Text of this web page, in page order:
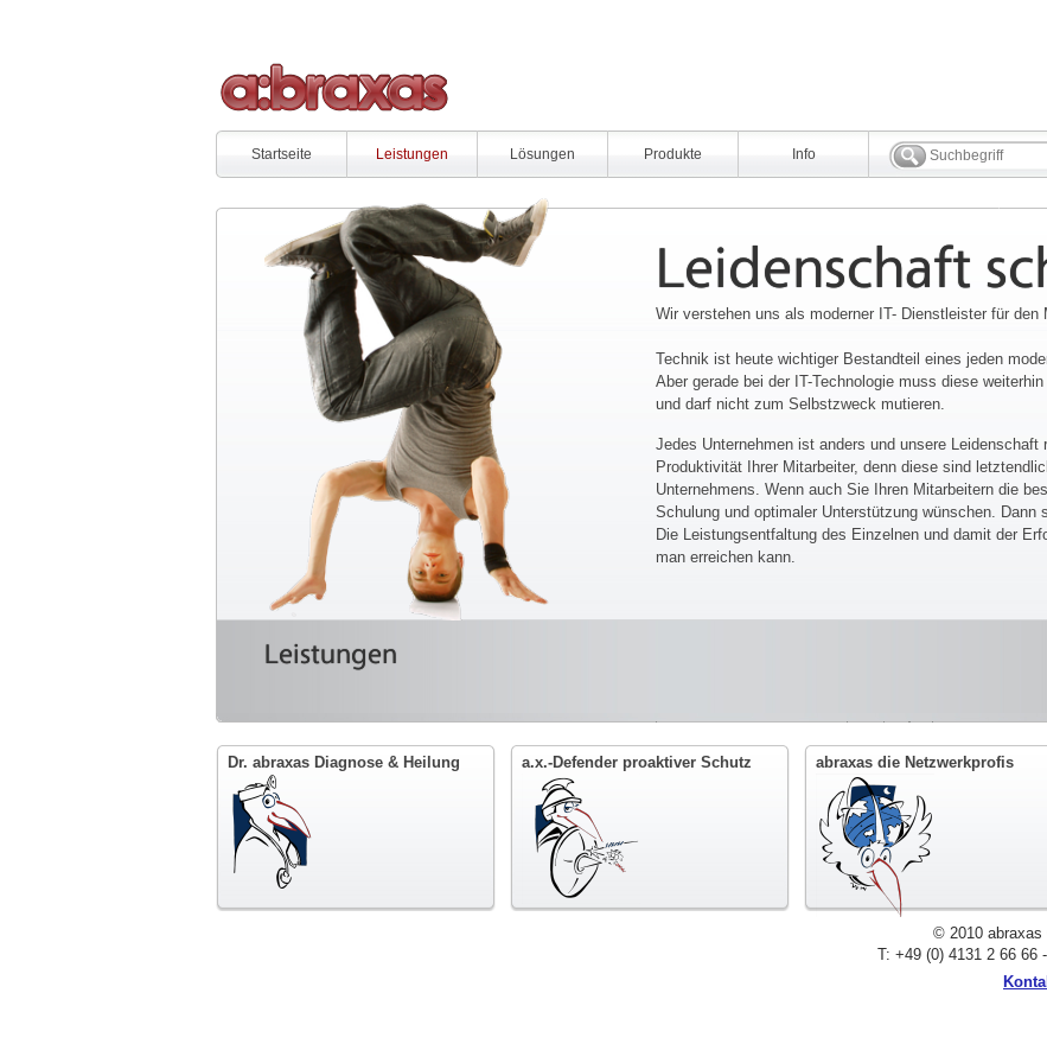
Startseite Leistungen Lösungen Produkte Info
Leidenschaft
Wir verstehen uns als moderner IT- Dienstleister für den
Technik ist heute wichtiger Bestandteil eines jeden
Aber gerade bei der IT-Technologie muss diese
und darf nicht zum Selbstzweck mutieren.
Jedes Unternehmen ist anders und unsere
Produktivität Ihrer Mitarbeiter, denn diese sind
Unternehmens. Wenn auch Sie Ihren Mitarbeitern die
Schulung und optimaler Unterstützung wünschen. Dann
Die Leistungsentfaltung des Einzelnen und damit der
man erreichen kann.
Leistungen
Dr. abraxas Diagnose & Heilung a.x.-Defender proaktiver Schutz abraxas die Netzwerkprofis
© 2010 abraxas
T: +49 (0) 4131 2 66 66